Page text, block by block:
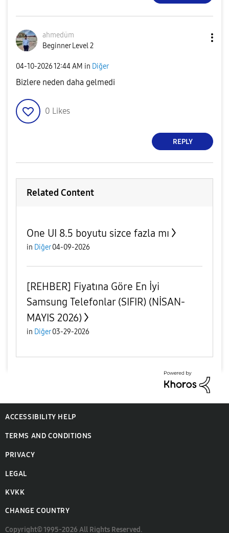
ahmedüm
Beginner Level 2
‎04-10-202612:44 AM in Diğer
Bizlere neden daha gelmedi
0 Likes
REPLY
Related Content
One UI 8.5 boyutu sizce fazla mı
in Diğer 04-09-2026
[REHBER] Fiyatına Göre En İyi
Samsung Telefonlar (SIFIR) (NİSAN-
MAYIS 2026)
in Diğer 03-29-2026
ACCESSIBILITY HELP
TERMS AND CONDITIONS
PRIVACY
LEGAL
KVKK
CHANGE COUNTRY
Copyright© 1995-2026 All Rights Reserved.